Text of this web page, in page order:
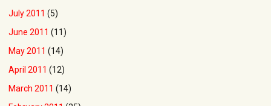
July 2011 (5)
June 2011 (11)
May 2011 (14)
April 2011 (12)
March 2011 (14)